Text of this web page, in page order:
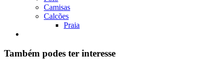
Camisas
Calcões
Praia
Também podes ter interesse